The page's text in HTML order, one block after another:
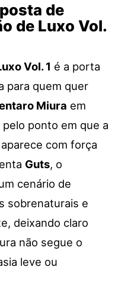
de
de Luxo Vol.
Vol. 1 é a porta
para quem quer
Miura em
ponto em que a
com força
Guts, o
cenário de
sobrenaturais e
deixando claro
não segue o
leve ou